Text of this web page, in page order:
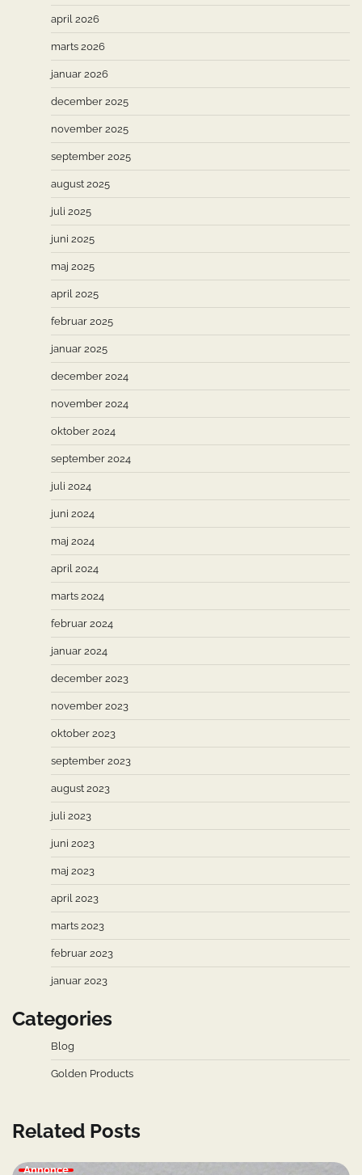
april 2026
marts 2026
januar 2026
december 2025
november 2025
september 2025
august 2025
juli 2025
juni 2025
maj 2025
april 2025
februar 2025
januar 2025
december 2024
november 2024
oktober 2024
september 2024
juli 2024
juni 2024
maj 2024
april 2024
marts 2024
februar 2024
januar 2024
december 2023
november 2023
oktober 2023
september 2023
august 2023
juli 2023
juni 2023
maj 2023
april 2023
marts 2023
februar 2023
januar 2023
Categories
Blog
Golden Products
Related Posts
Annonce